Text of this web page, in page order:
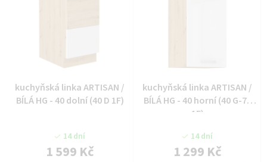
kuchyňská linka ARTISAN /
BÍLÁ HG - 40 dolní (40 D 1F)
14 dní
1 599 Kč
kuchyňská linka ARTISAN /
BÍLÁ HG - 40 horní (40 G-72
1F)
14 dní
1 299 Kč